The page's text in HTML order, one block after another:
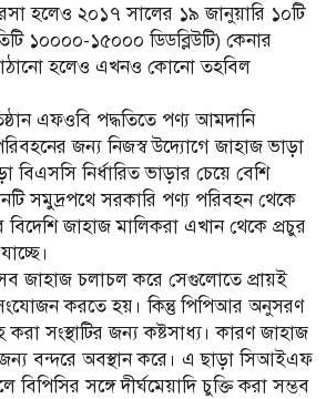
হলেও ২০১৭ সালের ১৯ জানুয়ারি ১০টি
১০০০০-১৫০০০ ডিডব্লিউটি) কেনার
পাঠানো হলেও এখনও কোনো তহবিল
এফওবি পদ্ধতিতে পণ্য আমদানি
জন্য নিজস্ব উদ্যোগে জাহাজ ভাড়া
নির্ধারিত ভাড়ার চেয়ে বেশি
সমুদ্রপথে সরকারি পণ্য পরিবহন থেকে
বিদেশি জাহাজ মালিকরা এখান থেকে প্রচুর
জাহাজ চলাচল করে সেগুলোতে প্রায়ই
সংযোজন করতে হয়। কিন্তু পিপিআর অনুসরণ
করা সংস্থাটির জন্য কষ্টসাধ্য। কারণ জাহাজ
বন্দরে অবস্থান করে। এ ছাড়া সিআইএফ
বিপিসির সঙ্গে দীর্ঘমেয়াদি চুক্তি করা সম্ভব